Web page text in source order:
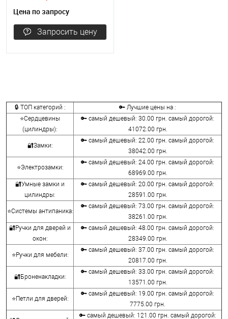
Цена по запросу
Запросить цену
🔒 ТОП категорий :
🔑 Лучшие цены на :
⭐Сердцевины
(цилиндры):
🔑 самый дешевый: 30.00 грн. самый дорогой:
41072.00 грн.
🔐Замки:
🔑 самый дешевый: 22.00 грн. самый дорогой:
38042.00 грн.
⭐Электрозамки:
🔑 самый дешевый: 24.00 грн. самый дорогой:
68969.00 грн.
🔐Умные замки и
цилиндры:
🔑 самый дешевый: 20.00 грн. самый дорогой:
28591.00 грн.
⭐Системы антипаника:
🔑 самый дешевый: 73.00 грн. самый дорогой:
38261.00 грн.
🔐Ручки для дверей и
окон:
🔑 самый дешевый: 48.00 грн. самый дорогой:
28349.00 грн.
⭐Ручки для мебели:
🔑 самый дешевый: 37.00 грн. самый дорогой:
20817.00 грн.
🔐Броненакладки:
🔑 самый дешевый: 33.00 грн. самый дорогой:
13571.00 грн.
⭐Петли для дверей:
🔑 самый дешевый: 19.00 грн. самый дорогой:
7775.00 грн.
🔑 самый дешевый: 121.00 грн. самый дорогой: